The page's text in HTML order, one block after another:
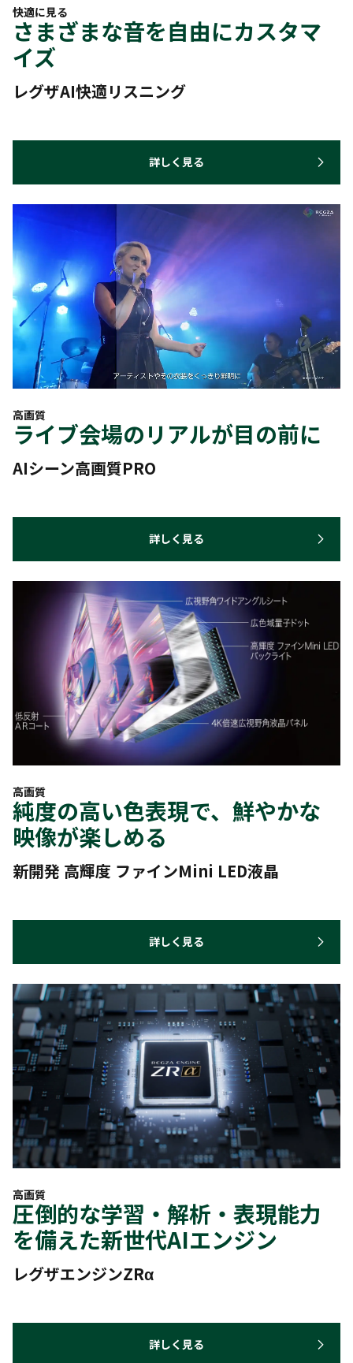
快適に見る
さまざまな音を自由にカスタマ
イズ
レグザAI快適リスニング
詳しく見る
高画質
ライブ会場のリアルが目の前に
AIシーン高画質PRO
詳しく見る
高画質
純度の高い色表現で、鮮やかな
映像が楽しめる
新開発 高輝度 ファインMini LED液晶
詳しく見る
高画質
圧倒的な学習・解析・表現能力
を備えた新世代AIエンジン
レグザエンジンZRα
詳しく見る